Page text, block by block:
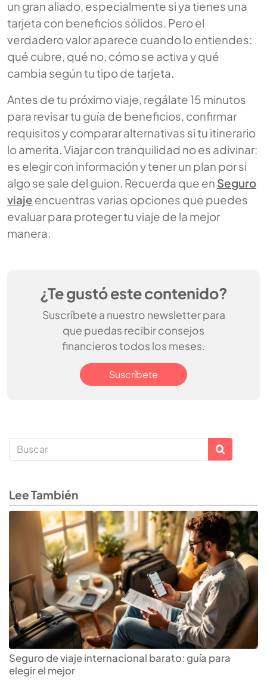
un gran aliado, especialmente si ya tienes una
tarjeta con beneficios sólidos. Pero el
verdadero valor aparece cuando lo entiendes:
qué cubre, qué no, cómo se activa y qué
cambia según tu tipo de tarjeta.
Antes de tu próximo viaje, regálate 15 minutos
para revisar tu guía de beneficios, confirmar
requisitos y comparar alternativas si tu itinerario
lo amerita. Viajar con tranquilidad no es adivinar:
es elegir con información y tener un plan por si
algo se sale del guion. Recuerda que en Seguro
viaje encuentras varias opciones que puedes
evaluar para proteger tu viaje de la mejor
manera.
¿Te gustó este contenido?
Suscríbete a nuestro newsletter para
que puedas recibir consejos
financieros todos los meses.
Suscríbete
Lee También
Seguro de viaje internacional barato: guía para
elegir el mejor